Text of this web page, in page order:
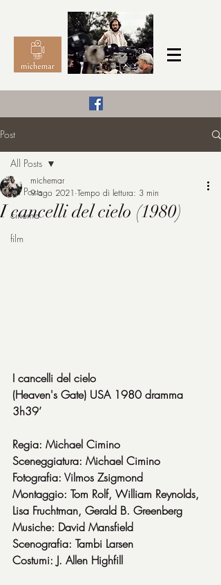
michemar
Post
All Posts
cinema
film
All Posts
I cancelli del cielo (1980)
michemar
9 ago 2021 Tempo di lettura: 3 min
I cancelli del cielo
(Heaven's Gate) USA 1980 dramma
3h39’
Regia: Michael Cimino
Sceneggiatura: Michael Cimino
Fotografia: Vilmos Zsigmond
Montaggio: Tom Rolf, William Reynolds,
Lisa Fruchtman, Gerald B. Greenberg
Musiche: David Mansfield
Scenografia: Tambi Larsen
Costumi: J. Allen Highfill